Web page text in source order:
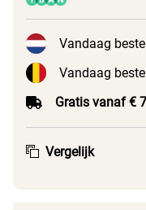
Vandaag
Vandaag
Gratis vanaf €
Vergelijk